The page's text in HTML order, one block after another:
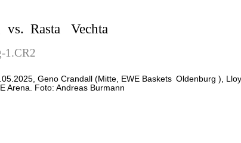
vs. Rasta Vechta
1.CR2
Geno Crandall (Mitte, EWE Baskets Oldenburg ),
Arena. Foto: Andreas Burmann